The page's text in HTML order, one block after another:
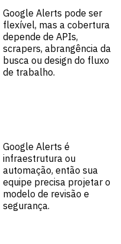
Google Alerts pode ser
flexível, mas a cobertura
depende de APIs,
scrapers, abrangência da
busca ou design do fluxo
de trabalho.
Google Alerts é
infraestrutura ou
automação, então sua
equipe precisa projetar o
modelo de revisão e
segurança.